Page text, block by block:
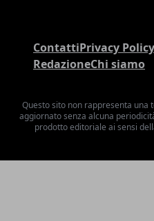
ContattiPrivacy Policy
RedazioneChi siamo
Questo sito non rappresenta una
aggiornato senza alcuna
prodotto editoriale ai sensi